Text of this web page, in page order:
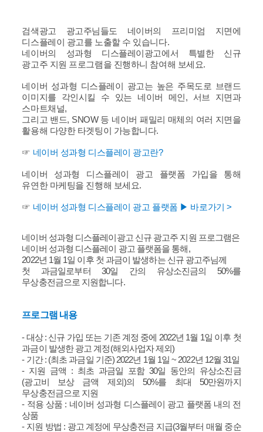
검색광고 광고주님들도 네이버의 프리미엄 지면에
디스플레이 광고를 노출할 수 있습니다.
네이버의 성과형 디스플레이광고에서 특별한 신규
광고주 지원 프로그램을 진행하니 참여해 보세요.
네이버 성과형 디스플레이 광고는 높은 주목도로 브랜드
이미지를 각인시킬 수 있는 네이버 메인, 서브 지면과
스마트채널,
그리고 밴드, SNOW 등 네이버 패밀리 매체의 여러 지면을
활용해 다양한 타겟팅이 가능합니다.
☞ 네이버 성과형 디스플레이 광고란?
네이버 성과형 디스플레이 광고 플랫폼 가입을 통해
유연한 마케팅을 진행해 보세요.
☞ 네이버 성과형 디스플레이 광고 플랫폼 ▶ 바로가기 >
네이버 성과형 디스플레이광고 신규 광고주 지원 프로그램은
네이버 성과형 디스플레이 광고 플랫폼을 통해,
2022년 1월 1일 이후 첫 과금이 발생하는 신규 광고주님께
첫 과금일로부터 30일 간의 유상소진금의 50%를
무상충전금으로 지원합니다.
프로그램 내용
- 대상 : 신규 가입 또는 기존 계정 중에 2022년 1월 1일 이후 첫
과금이 발생한 광고 계정(해외사업자 제외)
- 기간 : (최초 과금일 기준) 2022년 1월 1일 ~ 2022년 12월 31일
- 지원 금액 : 최초 과금일 포함 30일 동안의 유상소진금
(광고비 보상 금액 제외)의 50%를 최대 50만원까지
무상충전금으로 지원
- 적용 상품 : 네이버 성과형 디스플레이 광고 플랫폼 내의 전
상품
- 지원 방법 : 광고 계정에 무상충전금 지급(3월부터 매월 중순